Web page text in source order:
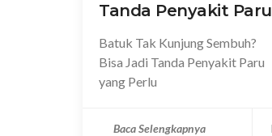
Tanda Penyakit Paru
Batuk Tak Kunjung Sembuh?
Bisa Jadi Tanda Penyakit Paru
yang Perlu
Baca Selengkapnya